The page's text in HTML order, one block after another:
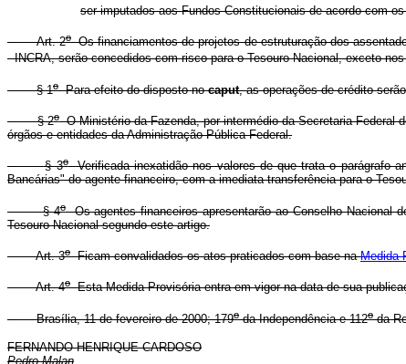
ser imputados aos Fundos Constitucionais de acordo com
Art. 2oOs financiamentos de projetos de estruturação dos
- INCRA, serão concedidos com risco para o Tesouro Nacional, exceto
§ 1oPara efeito do disposto nocaput, as operações de crédito
§ 2oO Ministério da Fazenda, por intermédio da Secretaria Federal
órgãos e entidades da Administração Pública Federal.
§ 3oVerificada inexatidão nos valores de que trata o parágrafo
Bancárias" do agente financeiro, com a imediata transferência para o
§ 4oOs agentes financeiros apresentarão ao Conselho Nacional
Tesouro Nacional segundo este artigo.
Art. 3oFicam convalidados os atos praticados com base naMedida
Art. 4oEsta Medida Provisória entra em vigor na data de sua
Brasília, 11 de fevereiro de 2000; 179oda Independência e 112oda
FERNANDO HENRIQUE CARDOSO
Pedro Malan